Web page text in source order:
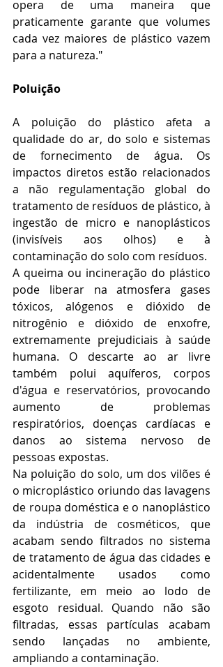
opera de uma maneira que
praticamente garante que volumes
cada vez maiores de plástico vazem
para a natureza."
Poluição
A poluição do plástico afeta a
qualidade do ar, do solo e sistemas
de fornecimento de água. Os
impactos diretos estão relacionados
a não regulamentação global do
tratamento de resíduos de plástico, à
ingestão de micro e nanoplásticos
(invisíveis aos olhos) e à
contaminação do solo com resíduos.
A queima ou incineração do plástico
pode liberar na atmosfera gases
tóxicos, alógenos e dióxido de
nitrogênio e dióxido de enxofre,
extremamente prejudiciais à saúde
humana. O descarte ao ar livre
também polui aquíferos, corpos
d'água e reservatórios, provocando
aumento de problemas
respiratórios, doenças cardíacas e
danos ao sistema nervoso de
pessoas expostas.
Na poluição do solo, um dos vilões é
o microplástico oriundo das lavagens
de roupa doméstica e o nanoplástico
da indústria de cosméticos, que
acabam sendo filtrados no sistema
de tratamento de água das cidades e
acidentalmente usados como
fertilizante, em meio ao lodo de
esgoto residual. Quando não são
filtradas, essas partículas acabam
sendo lançadas no ambiente,
ampliando a contaminação.